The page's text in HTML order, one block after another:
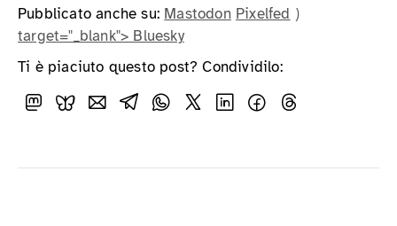
Pubblicato anche su: Mastodon Pixelfed )
target="_blank"> Bluesky
Ti è piaciuto questo post? Condividilo: